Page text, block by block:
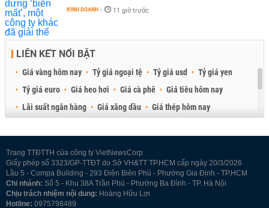
KINH DOANH - 11 giờ trước
LIÊN KẾT NỔI BẬT
Giá vàng hôm nay Tỷ giá ngoại tệ Tỷ giá usd
Tỷ giá yen
Tỷ giá euro
Giá heo hơi Giá cà phê
Giá tiêu hôm nay
Lãi suất ngân hàng
Giá xăng dầu
Giá thép hôm nay
Trang TTĐTTH của công ty VietNewsCorp
Giấy phép số 3323/GP-TTĐT do Sở VH&TT TP.HCM cấp ngày 20/3/2026
Lầu 5 - Compa Building - 293 Điện Biên Phủ - Phường Gia Định - TP.HCM
Chi nhánh: Số 5 - Khu 38A Trần Phú - Phường Ba Đình - TP. Hà Nội
Chịu trách nhiệm nội dung: Hoàng Hữu Lợi
Hotline: 0975798489